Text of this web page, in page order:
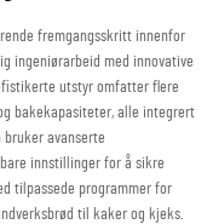
fremgangsskritt innenfor
ingeniørarbeid med innovative
utstyr omfatter flere
bakekapasiteter, alle integrert
avanserte
innstillinger for å sikre
tilpassede programmer for
til kaker og kjeks.